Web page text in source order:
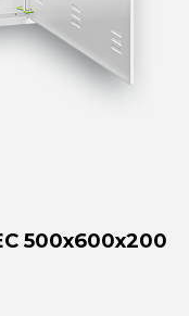
500x600x200